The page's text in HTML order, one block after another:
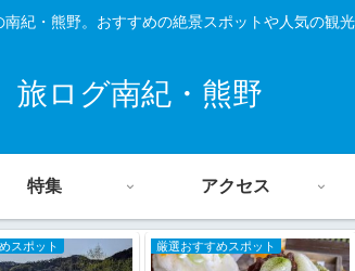
紀・熊野。おすすめの絶景スポットや人気の観光
旅ログ南紀・熊野
特集 アクセス
スポット 厳選おすすめスポット